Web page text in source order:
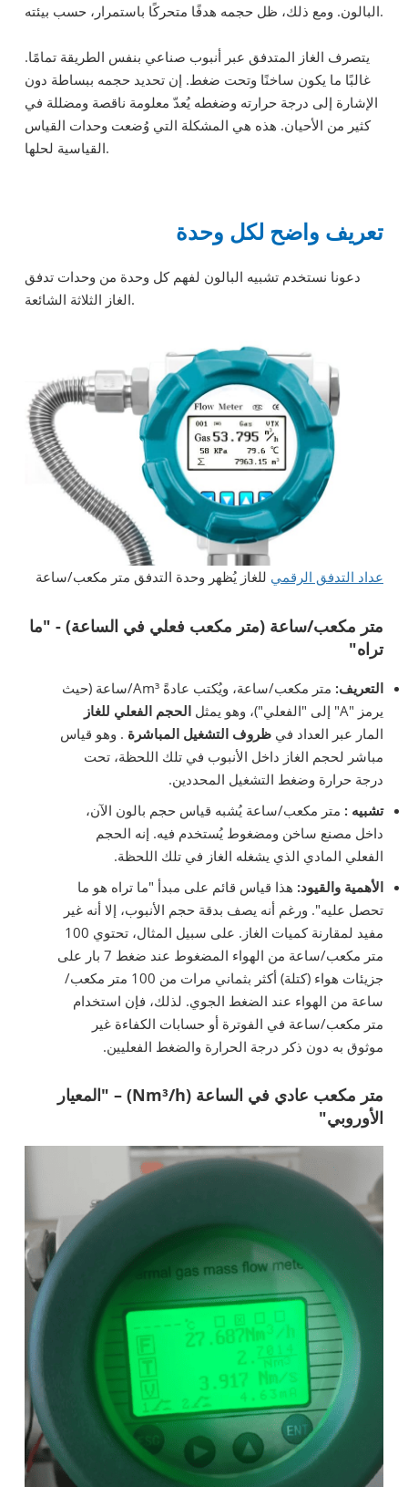
البالون. ومع ذلك، ظل حجمه هدفًا متحركًا باستمرار، حسب بيئته.
يتصرف الغاز المتدفق عبر أنبوب صناعي بنفس الطريقة تمامًا.
غالبًا ما يكون ساخنًا وتحت ضغط. إن تحديد حجمه ببساطة دون
الإشارة إلى درجة حرارته وضغطه يُعدّ معلومة ناقصة ومضللة في
كثير من الأحيان. هذه هي المشكلة التي وُضعت وحدات القياس
القياسية لحلها.
تعريف واضح لكل وحدة
دعونا نستخدم تشبيه البالون لفهم كل وحدة من وحدات تدفق
الغاز الثلاثة الشائعة.
عداد التدفق الرقمي للغاز يُظهر وحدة التدفق متر مكعب/ساعة
متر مكعب/ساعة (متر مكعب فعلي في الساعة) - "ما
تراه"
التعريف:
متر مكعب/ساعة، ويُكتب عادةً Am³/ساعة (حيث
يرمز "A" إلى "الفعلي")، وهو يمثل
الحجم الفعلي للغاز
المار عبر العداد في ظروف التشغيل المباشرة . وهو قياس
مباشر لحجم الغاز داخل الأنبوب في تلك اللحظة، تحت
درجة حرارة وضغط التشغيل المحددين.
تشبيه : متر مكعب/ساعة يُشبه قياس حجم بالون الآن،
داخل مصنع ساخن ومضغوط يُستخدم فيه. إنه الحجم
الفعلي المادي الذي يشغله الغاز في تلك اللحظة.
الأهمية والقيود: هذا قياس قائم على مبدأ "ما تراه هو ما
تحصل عليه". ورغم أنه يصف بدقة حجم الأنبوب، إلا أنه غير
مفيد لمقارنة كميات الغاز. على سبيل المثال، تحتوي 100
متر مكعب/ساعة من الهواء المضغوط عند ضغط 7 بار على
جزيئات هواء (كتلة) أكثر بثماني مرات من 100 متر مكعب/
ساعة من الهواء عند الضغط الجوي. لذلك، فإن استخدام
متر مكعب/ساعة في الفوترة أو حسابات الكفاءة غير
موثوق به دون ذكر درجة الحرارة والضغط الفعليين.
متر مكعب عادي في الساعة (Nm³/h) – "المعيار
الأوروبي"